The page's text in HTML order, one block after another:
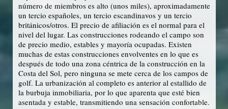
número de miembros es alto (unos miles), aproximadamente
un tercio españoles, un tercio escandinavos y un tercio
británicos/otros. El precio de afiliación es el normal para el
nivel del lugar. Las construcciones rodeando el campo son
de precio medio, estables y mayoría ocupadas. Existen
muchas de estas construcciones envolventes en lo que es
después de todo una zona céntrica de la construcción en la
Costa del Sol, pero ninguna se mete cerca de los campos de
golf. La urbanización al completo es anterior al estallido de
la burbuja inmobiliaria, por lo que aparenta que esté bien
asentada y estable, transmitiendo una sensación confortable.